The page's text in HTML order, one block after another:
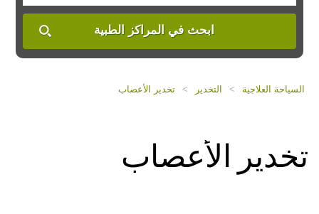
ابحث في المراكز الطبية
السياحة العلاجية > التخدير > تخدير الأعصاب
تخدير الأعصاب